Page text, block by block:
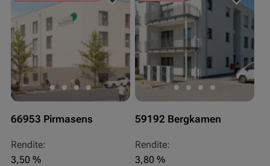
66953 Pirmasens
Rendite:
3,50 %
59192 Bergkamen
Rendite:
3,80 %